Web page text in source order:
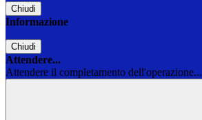
Chiudi
Informazione
Chiudi
Attendere...
Attendere il completamento dell'operazione...